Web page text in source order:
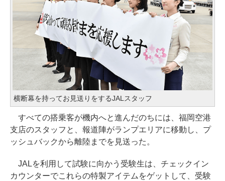
横断幕を持ってお見送りをするJALスタッフ
すべての搭乗客が機内へと進んだのちには、福岡空港
支店のスタッフと、報道陣がランプエリアに移動し、プ
ッシュバックから離陸までを見送った。
JALを利用して試験に向かう受験生は、チェックイン
カウンターでこれらの特製アイテムをゲットして、受験